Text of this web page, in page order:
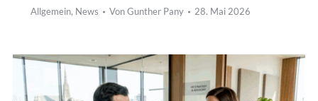
Allgemein, News VonGunther Pany 28. Mai 2026